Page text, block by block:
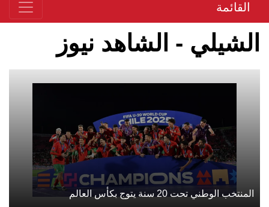
القائمة
الشيلي - الشاهد نيوز
المنتخب الوطني تحت 20 سنة يتوج بكأس العالم